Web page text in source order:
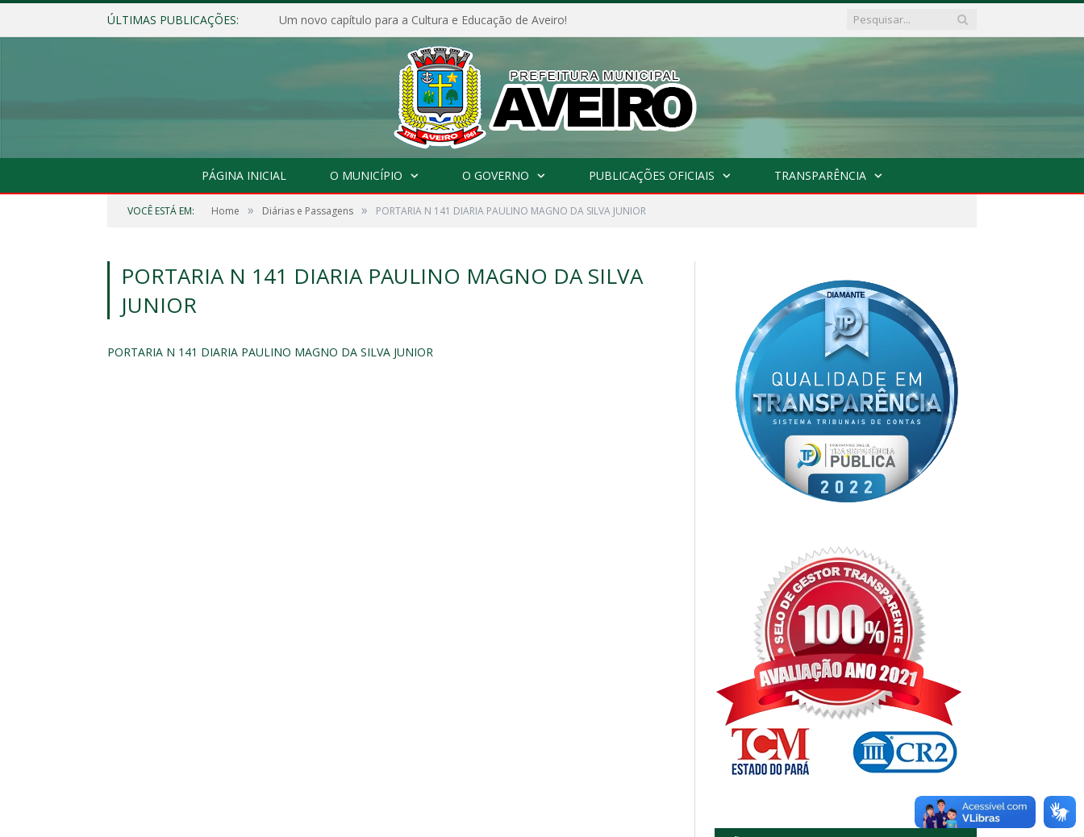
ÚLTIMAS PUBLICAÇÕES: Um novo capítulo para a Cultura e Educação de Aveiro!
PÁGINA INICIAL O MUNICÍPIO O GOVERNO PUBLICAÇÕES OFICIAIS TRANSPARÊNCIA
VOCÊ ESTÁ EM: Home » Diárias e Passagens » PORTARIA N 141 DIARIA PAULINO MAGNO DA SILVA JUNIOR
PORTARIA N 141 DIARIA PAULINO MAGNO DA SILVA
JUNIOR
PORTARIA N 141 DIARIA PAULINO MAGNO DA SILVA JUNIOR